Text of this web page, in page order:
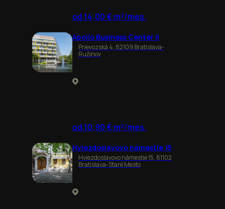
od 14,00 € m²/mes.
Apollo Business Center II
Prievozská 4, 82109 Bratislava-
Ružinov
od 10,90 € m²/mes.
Hviezdoslavovo námestie 15
Hviezdoslavovo námestie 15, 81102
Bratislava-Staré Mesto